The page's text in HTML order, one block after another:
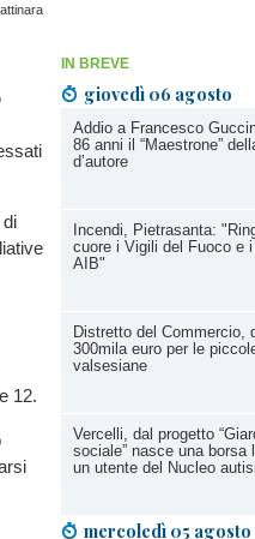
IN BREVE
giovedì 06 agosto
Addio a Francesco
86 anni il “Maestrone”
d’autore
Incendi, Pietrasanta:
cuore i Vigili del Fuoco e
AIB"
Distretto del Commercio,
300mila euro per le
valsesiane
Vercelli, dal progetto
sociale” nasce una borsa
un utente del Nucleo
mercoledì 05 agosto
di
12.